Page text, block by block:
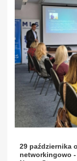
29 października
networkingowo